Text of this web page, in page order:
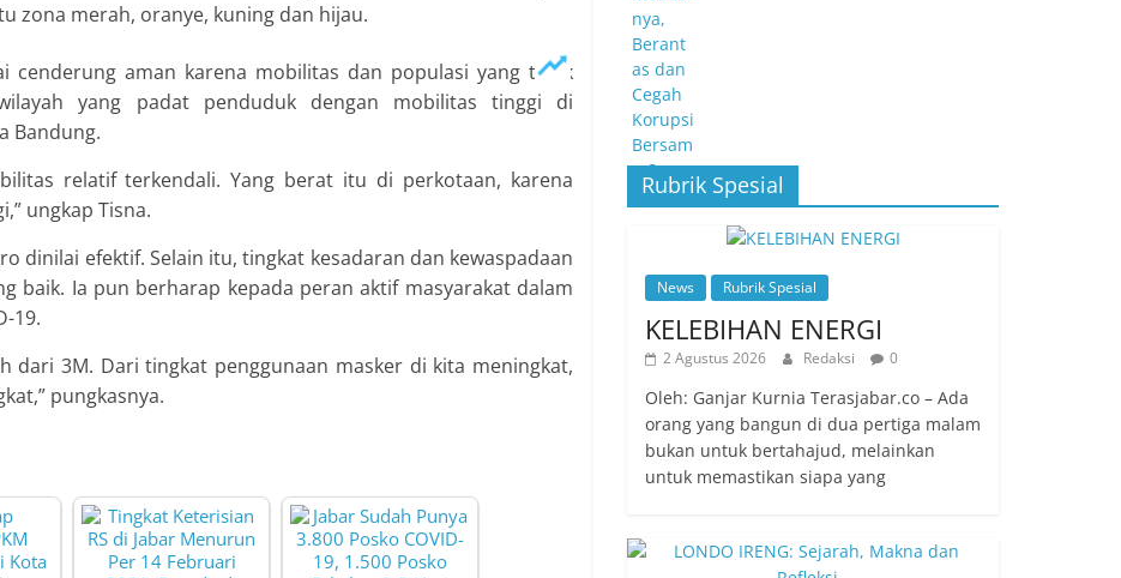
zona merah, oranye, kuning dan hijau.
cenderung aman karena mobilitas dan populasi yang tidak
yang padat penduduk dengan mobilitas tinggi di
Bandung.
relatif terkendali. Yang berat itu di perkotaan, karena
ungkap Tisna.
dinilai efektif. Selain itu, tingkat kesadaran dan kewaspadaan
baik. Ia pun berharap kepada peran aktif masyarakat dalam
19.
dari 3M. Dari tingkat penggunaan masker di kita meningkat,
pungkasnya.
Rubrik Spesial
News Rubrik Spesial
KELEBIHAN ENERGI
2 Agustus 2026 Redaksi 0
Oleh: Ganjar Kurnia Terasjabar.co – Ada
orang yang bangun di dua pertiga malam
bukan untuk bertahajud, melainkan
untuk memastikan siapa yang